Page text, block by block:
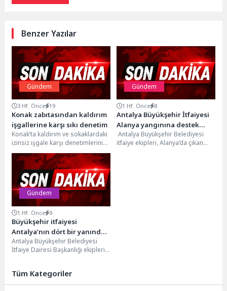
Benzer Yazılar
Gündem
3 Hf. Önce 19
Konak zabıtasından kaldırım
işgallerine karşı sıkı denetim
Konak’ta kaldırım ve sokaklardaki
izinsiz işgale karşı denetimlerini
gece gündüz aralıksız olarak
sürdüren Konak Belediyesi...
Gündem
1 Hf. Önce 8
Antalya Büyükşehir İtfaiyesi
Alanya yangınına destek
veriyor
Antalya Büyükşehir Belediyesi
itfaiye ekipleri, Alanya’da çıkan
Gündem
1 Hf. Önce 9
Büyükşehir itfaiyesi
Antalya’nın dört bir yanında
görev başında
Antalya Büyükşehir Belediyesi
İtfaiye Dairesi Başkanlığı ekipleri,
Tüm Kategoriler